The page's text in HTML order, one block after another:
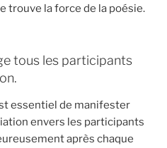
trouve la force de la poésie.
tous les participants
essentiel de manifester
envers les participants
après chaque